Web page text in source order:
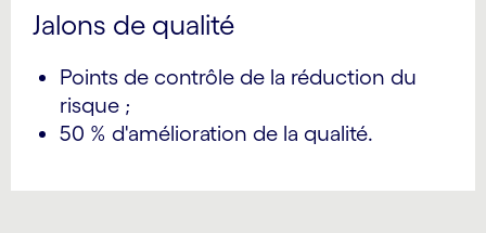
Jalons de qualité
Points de contrôle de la réduction du
risque ;
50 % d'amélioration de la qualité.